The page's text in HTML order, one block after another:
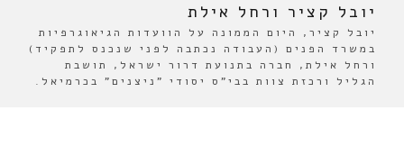
יובל קציר ורחל אילת
יובל קציר, היום הממונה על הוועדות הגיאוגרפיות
במשרד הפנים (העבודה נכתבה לפני שנכנס לתפקיד)
ורחל אילת, חברה בתנועת דרור ישראל, תושבת
הגליל ורכזת צוות בבי"ס יסודי "ניצנים" בכרמיאל.